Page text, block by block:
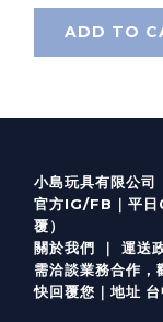
ADD TO
小島玩具有
官方IG/FB ｜ 平
關於我們 ｜ 運送
需洽談業務合作，
快回覆您｜ 地址